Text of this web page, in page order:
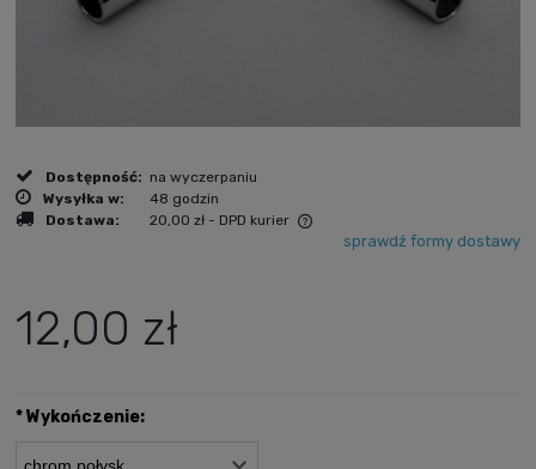
Dostępność: na wyczerpaniu
Wysyłka w:
48 godzin
Dostawa:
20,00 zł - DPD kurier
Cena nie zawiera ewentualnych kosztów płatnościsprawdź formy dostawy
12,00 zł
*Wykończenie: